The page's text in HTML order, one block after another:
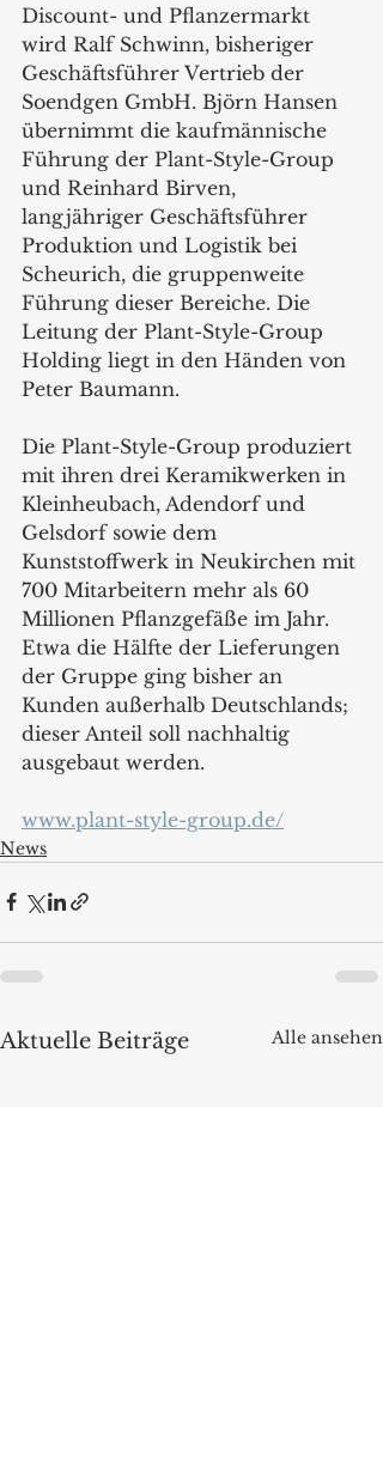
Discount- und Pflanzermarkt
wird Ralf Schwinn, bisheriger
Geschäftsführer Vertrieb der
Soendgen GmbH. Björn Hansen
übernimmt die kaufmännische
Führung der Plant-Style-Group
und Reinhard Birven,
langjähriger Geschäftsführer
Produktion und Logistik bei
Scheurich, die gruppenweite
Führung dieser Bereiche. Die
Leitung der Plant-Style-Group
Holding liegt in den Händen von
Peter Baumann.
Die Plant-Style-Group produziert
mit ihren drei Keramikwerken in
Kleinheubach, Adendorf und
Gelsdorf sowie dem
Kunststoffwerk in Neukirchen mit
700 Mitarbeitern mehr als 60
Millionen Pflanzgefäße im Jahr.
Etwa die Hälfte der Lieferungen
der Gruppe ging bisher an
Kunden außerhalb Deutschlands;
dieser Anteil soll nachhaltig
ausgebaut werden.
www.plant-style-group.de/
News
Aktuelle Beiträge Alle ansehen